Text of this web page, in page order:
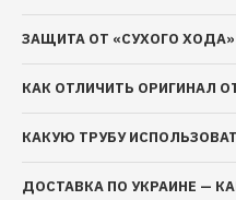
мощности
Насосная часть:
Корпус насосной
AISI 304;
Выходной фланец:
Вал насосной
ЗАЩИТА ОТ «СУХОГО
КАК ОТЛИЧИТЬ ОРИГИНАЛ
КАКУЮ ТРУБУ
ДОСТАВКА ПО УКРАИНЕ —